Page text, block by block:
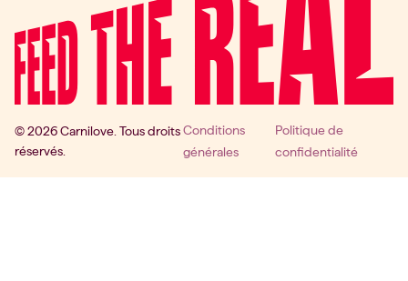
© 2026 Carnilove. Tous droits
réservés.
Conditions
générales
Politique de
confidentialité